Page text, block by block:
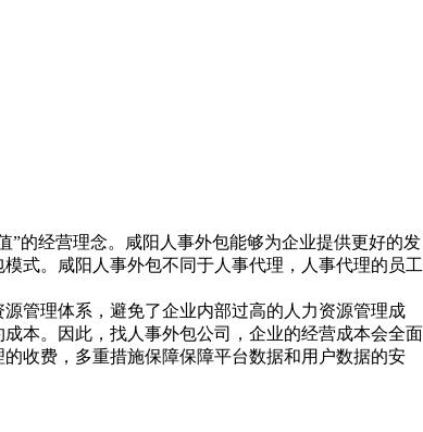
”的经营理念。咸阳人事外包能够为企业提供更好的发
式。咸阳人事外包不同于人事代理，人事代理的员工
管理体系，避免了企业内部过高的人力资源管理成
本。因此，找人事外包公司，企业的经营成本会全面
收费，多重措施保障保障平台数据和用户数据的安